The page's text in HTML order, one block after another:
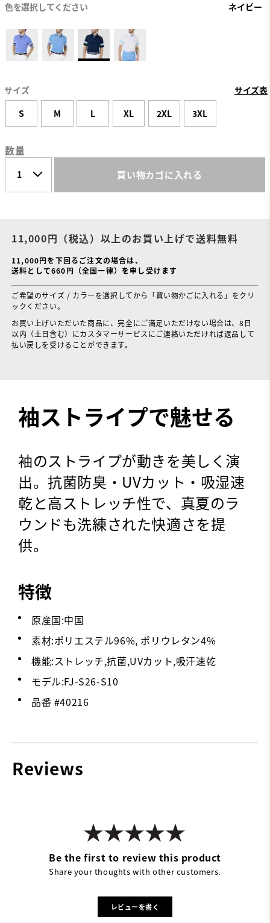
色を選択してください ネイビー
サイズ
サイズ表
S
M L XL 2XL 3XL
数量
買い物カゴに入れる
11,000円（税込）以上のお買い上げで送料無料
11,000円を下回るご注文の場合は、
送料として660円（全国一律）を申し受けます
ご希望のサイズ / カラーを選択してから「買い物かごに入れる」をクリ
ックください。
お買い上げいただいた商品に、完全にご満足いただけない場合は、8日
以内（土日含む）にカスタマーサービスにご連絡いただければ返品して
払い戻しを受けることができます。
袖ストライプで魅せる
袖のストライプが動きを美しく演
出。抗菌防臭・UVカット・吸湿速
乾と高ストレッチ性で、真夏のラ
ウンドも洗練された快適さを提
供。
特徴
原産国:中国
素材:ポリエステル96%, ポリウレタン4%
機能:ストレッチ,抗菌,UVカット,吸汗速乾
モデル:FJ-S26-S10
品番 #40216
Reviews
Be the first to review this product
Share your thoughts with other customers.
レビューを書く